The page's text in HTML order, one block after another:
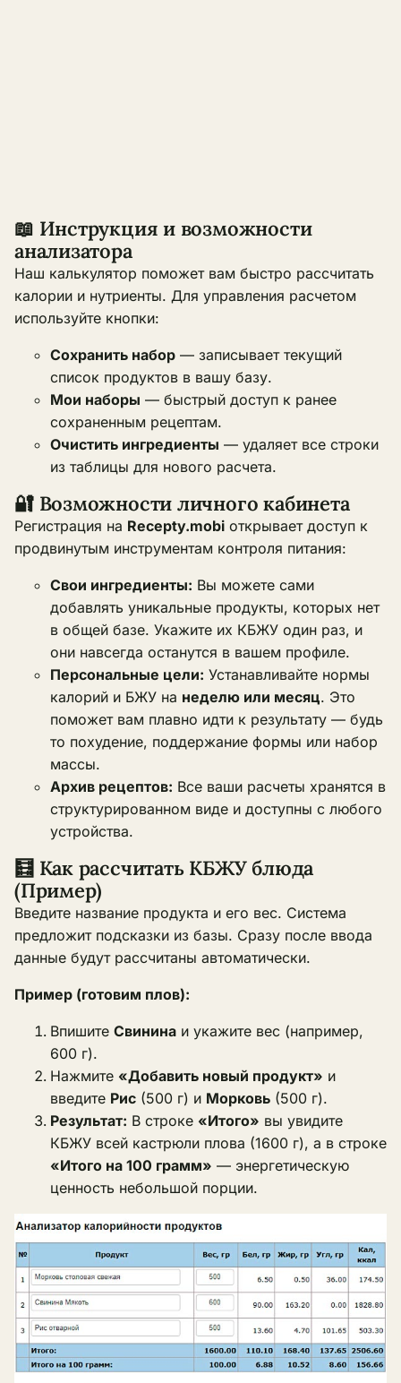
📖 Инструкция и возможности
анализатора
Наш калькулятор поможет вам быстро рассчитать
калории и нутриенты. Для управления расчетом
используйте кнопки:
Сохранить набор — записывает текущий
список продуктов в вашу базу.
Мои наборы — быстрый доступ к ранее
сохраненным рецептам.
Очистить ингредиенты — удаляет все строки
из таблицы для нового расчета.
🔐 Возможности личного кабинета
Регистрация на Recepty.mobi открывает доступ к
продвинутым инструментам контроля питания:
Свои ингредиенты: Вы можете сами
добавлять уникальные продукты, которых нет
в общей базе. Укажите их КБЖУ один раз, и
они навсегда останутся в вашем профиле.
Персональные цели: Устанавливайте нормы
калорий и БЖУ на неделю или месяц. Это
поможет вам плавно идти к результату — будь
то похудение, поддержание формы или набор
массы.
Архив рецептов: Все ваши расчеты хранятся в
структурированном виде и доступны с любого
устройства.
🧮 Как рассчитать КБЖУ блюда
(Пример)
Введите название продукта и его вес. Система
предложит подсказки из базы. Сразу после ввода
данные будут рассчитаны автоматически.
Пример (готовим плов):
Впишите Свинина и укажите вес (например,
600 г).
Нажмите «Добавить новый продукт» и
введите Рис (500 г) и Морковь (500 г).
Результат: В строке «Итого» вы увидите
КБЖУ всей кастрюли плова (1600 г), а в строке
«Итого на 100 грамм» — энергетическую
ценность небольшой порции.